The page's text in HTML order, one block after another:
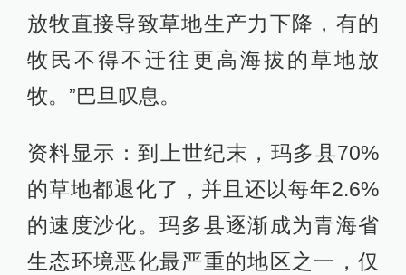
放牧直接导致草地生产力下降，有的
牧民不得不迁往更高海拔的草地放
牧。”巴旦叹息。
资料显示：到上世纪末，玛多县70%
的草地都退化了，并且还以每年2.6%
的速度沙化。玛多县逐渐成为青海省
生态环境恶化最严重的地区之一，仅